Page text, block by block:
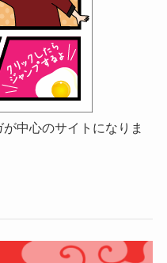
中心のサイトになりま